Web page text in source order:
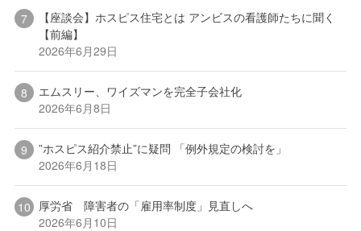
【座談会】ホスピス住宅とは アンビスの看護師たちに聞く
【前編】
2026年6月29日
エムスリー、ワイズマンを完全子会社化
2026年6月8日
”ホスピス紹介禁止”に疑問 「例外規定の検討を」
2026年6月18日
厚労省 障害者の「雇用率制度」見直しへ
2026年6月10日